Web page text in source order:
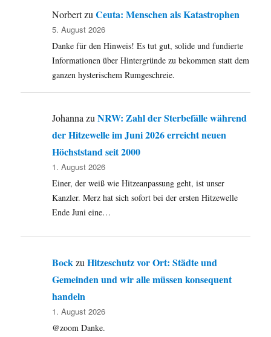
NorbertzuCeuta: Menschen als Katastrophen
5. August 2026
Danke für den Hinweis! Es tut gut, solide und fundierte
Informationen über Hintergründe zu bekommen statt dem
ganzen hysterischem Rumgeschreie.
Johanna zuNRW: Zahl der Sterbefälle während
der Hitzewelle im Juni 2026 erreicht neuen
Höchststand seit 2000
1. August 2026
Einer, der weiß wie Hitzeanpassung geht, ist unser
Kanzler. Merz hat sich sofort bei der ersten Hitzewelle
Ende Juni eine…
BockzuHitzeschutz vor Ort: Städte und
Gemeinden und wir alle müssen konsequent
handeln
1. August 2026
@zoom Danke.